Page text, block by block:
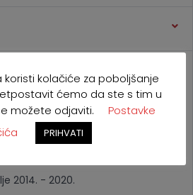
2021. - 2027.
2014. - 2020.
kolačiće za poboljšanje
ćemo da ste s tim u
možete odjaviti.
Postavke
PRIHVATI